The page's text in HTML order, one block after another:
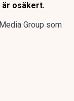
är osäkert.
Group som